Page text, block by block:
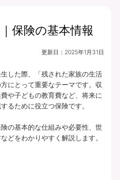
保険の基本情報
更新日： 2025年1月31日
した際、「残された家族の生活
にとって重要なテーマです。収
や子どもの教育費など、将来に
るために役立つ保険です。
の基本的な仕組みや必要性、世
どをわかりやすく解説します。